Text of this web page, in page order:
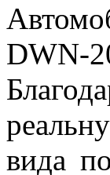
DWN-
вида